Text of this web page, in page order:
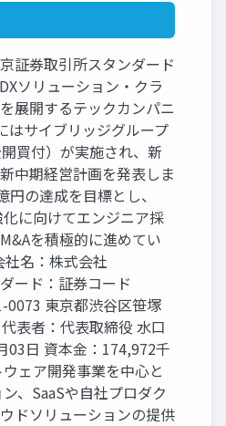
証券取引所スタンダード
ソリューション・クラ
展開するテックカンパニ
はサイブリッジグループ
買付）が実施され、新
中期経営計画を発表しま
円の達成を目標とし、
化に向けてエンジニア採
を積極的に進めてい
名：株式会社
ード：証券コード
0073 東京都渋谷区笹塚
表者：代表取締役 水口
03日 資本金：174,972千
ェア開発事業を中心と
、SaaSや自社プロダク
ドソリューションの提供